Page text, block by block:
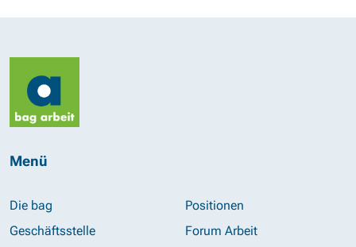
Menü
Die bag
Geschäftsstelle
Positionen
Forum Arbeit